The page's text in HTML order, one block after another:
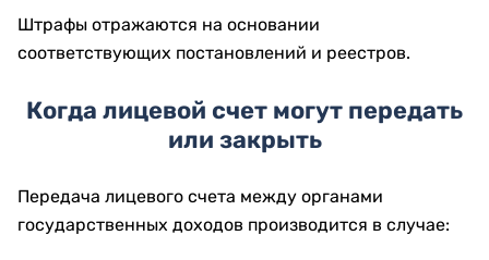
Штрафы отражаются на основании
соответствующих постановлений и реестров.
Когда лицевой счет могут передать
или закрыть
Передача лицевого счета между органами
государственных доходов производится в случае: